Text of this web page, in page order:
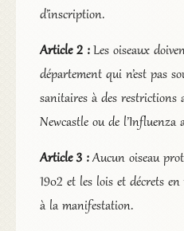
d’inscription.
Article 2 : Les oiseaux
département qui n’est pas
sanitaires à des restrictions
Newcastle ou de l’Influenza
Article 3 :Aucun oiseau
1902 et les lois et décrets
à la manifestation.